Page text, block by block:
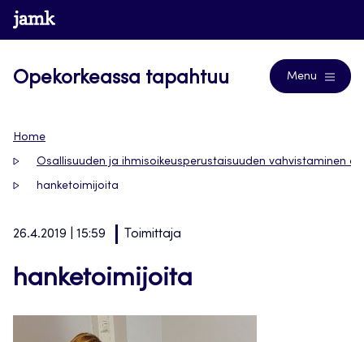
Siirry
suoraan
www.jamk.fi
Opekorkeassa tapahtuu Menu
Home
Osallisuuden ja ihmisoikeusperustaisuuden vahvistaminen
hanketoimijoita
26.4.2019 | 15:59 Toimittaja
hanketoimijoita